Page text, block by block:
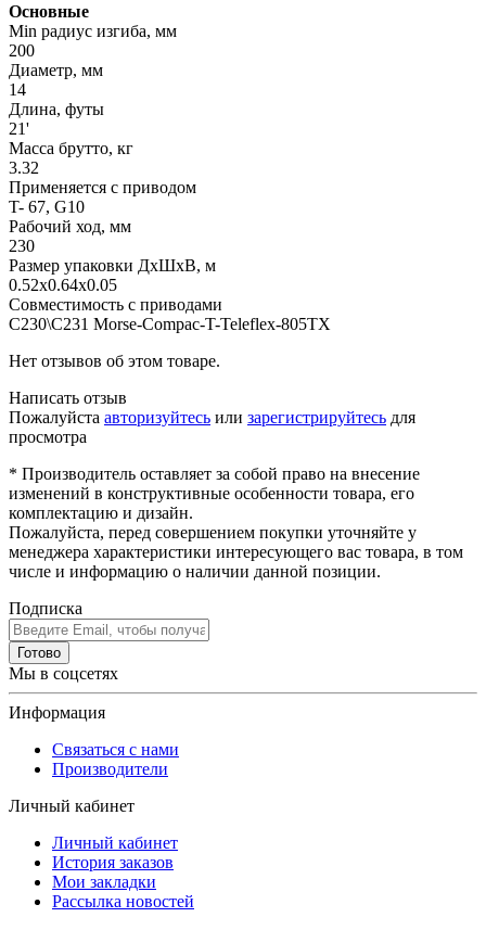
Основные
Min радиус изгиба, мм
200
Диаметр, мм
14
Длина, футы
21'
Масса брутто, кг
3.32
Применяется с приводом
T- 67, G10
Рабочий ход, мм
230
Размер упаковки ДхШхВ, м
0.52x0.64x0.05
Совместимость с приводами
C230\C231 Morse-Compac-T-Teleflex-805TX
Нет отзывов об этом товаре.
Написать отзыв
Пожалуйста авторизуйтесь или зарегистрируйтесь для
просмотра
* Производитель оставляет за собой право на внесение
изменений в конструктивные особенности товара, его
комплектацию и дизайн.
Пожалуйста, перед совершением покупки уточняйте у
менеджера характеристики интересующего вас товара, в том
числе и информацию о наличии данной позиции.
Подписка
Готово
Мы в соцсетях
Информация
Связаться с нами
Производители
Личный кабинет
Личный кабинет
История заказов
Мои закладки
Рассылка новостей